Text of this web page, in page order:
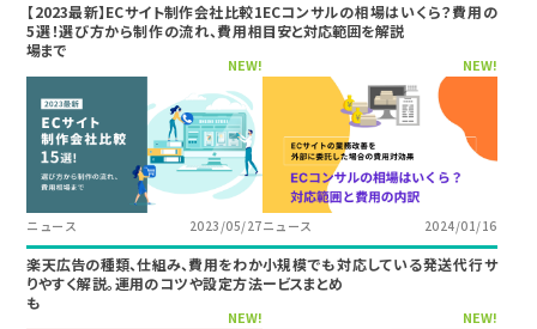
【2023最新】ECサイト制作会社比較1
5選！選び方から制作の流れ、費用相
場まで
NEW!
ニュース 2023/05/27
ECコンサルの相場はいくら？費用の
目安と対応範囲を解説
NEW!
ニュース 2024/01/16
楽天広告の種類、仕組み、費用をわか
りやすく解説。運用のコツや設定方法
も
NEW!
小規模でも対応している発送代行サ
ービスまとめ
NEW!